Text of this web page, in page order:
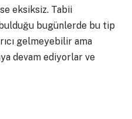
eksiksiz. Tabii
bulduğu bugünlerde bu tip
gelmeyebilir ama
devam ediyorlar ve